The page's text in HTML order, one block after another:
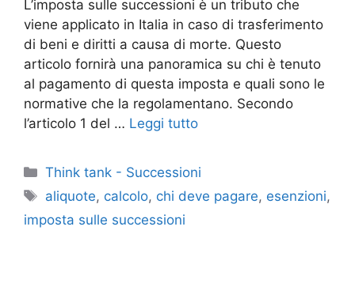
L’imposta sulle successioni è un tributo che
viene applicato in Italia in caso di trasferimento
di beni e diritti a causa di morte. Questo
articolo fornirà una panoramica su chi è tenuto
al pagamento di questa imposta e quali sono le
normative che la regolamentano. Secondo
l’articolo 1 del … Leggi tutto
Categorie
Think tank - Successioni
Tag
aliquote, calcolo, chi deve pagare, esenzioni,
imposta sulle successioni